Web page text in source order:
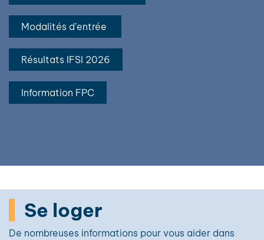
Modalités d’entrée
Résultats IFSI 2026
Information FPC
Se loger
De nombreuses informations pour vous aider dans